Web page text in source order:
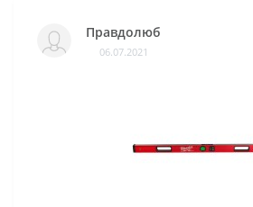
Правдолюб
06.07.2021